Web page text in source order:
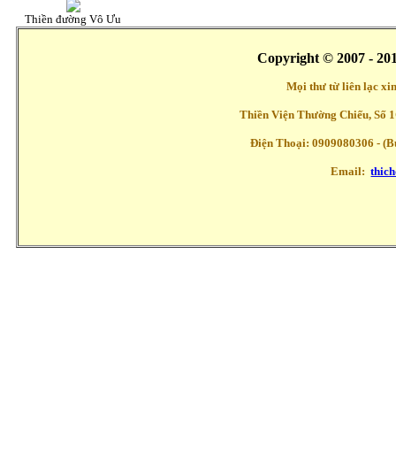
Thiền đường Vô Ưu
Copyright © 2007 -
Mọi thư từ liên lạc
Thiền Viện Thường Chiếu, Số
Điện Thoại: 0909080306 -
Email: